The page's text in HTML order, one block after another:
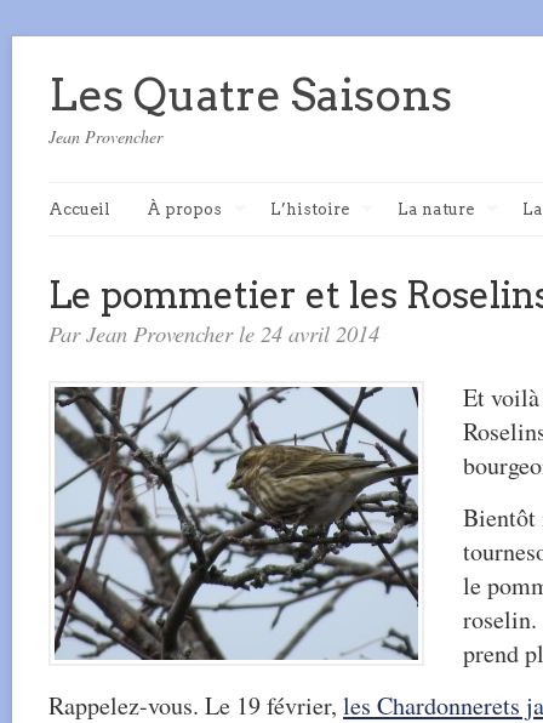
Les Quatre Saisons
Jean Provencher
Accueil À propos L’histoire La nature
Le pommetier et les
Par Jean Provencher le 24 avril 2014
Et
Bientôt
le
prend
Rappelez-vous. Le 19 février, les Chardonnerets